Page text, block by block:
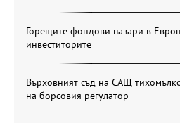
Горещите фондови пазари в
инвеститорите
Върховният съд на САЩ
на борсовия регулатор